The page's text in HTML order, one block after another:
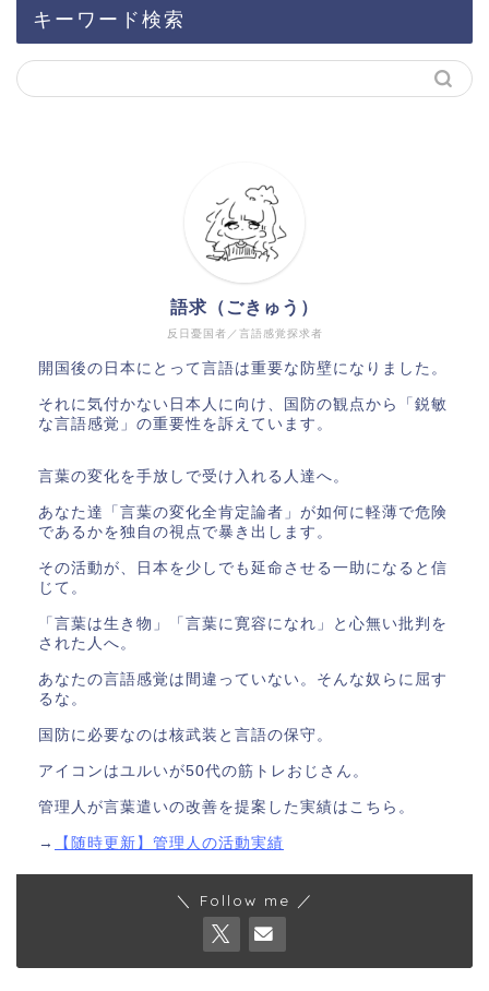
キーワード検索
反日憂国者／言語感覚探求者
語求（ごきゅう）
開国後の日本にとって言語は重要な防壁になりました。
それに気付かない日本人に向け、国防の観点から「鋭敏
な言語感覚」の重要性を訴えています。
言葉の変化を手放しで受け入れる人達へ。
あなた達「言葉の変化全肯定論者」が如何に軽薄で危険
であるかを独自の視点で暴き出します。
その活動が、日本を少しでも延命させる一助になると信
じて。
「言葉は生き物」「言葉に寛容になれ」と心無い批判を
された人へ。
あなたの言語感覚は間違っていない。そんな奴らに屈す
るな。
国防に必要なのは核武装と言語の保守。
アイコンはユルいが50代の筋トレおじさん。
管理人が言葉遣いの改善を提案した実績はこちら。
→ 【随時更新】管理人の活動実績
＼ Follow me ／